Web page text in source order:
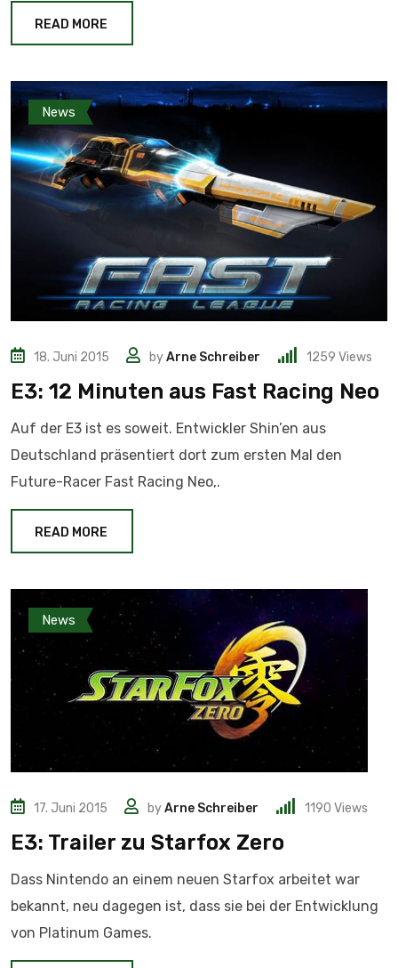
READ MORE
News
18. Juni 2015 byArne Schreiber 1259 Views
E3: 12 Minuten aus Fast Racing Neo
Auf der E3 ist es soweit. Entwickler Shin’en aus
Deutschland präsentiert dort zum ersten Mal den
Future-Racer Fast Racing Neo,.
READ MORE
News
17. Juni 2015 byArne Schreiber 1190 Views
E3: Trailer zu Starfox Zero
Dass Nintendo an einem neuen Starfox arbeitet war
bekannt, neu dagegen ist, dass sie bei der Entwicklung
von Platinum Games.